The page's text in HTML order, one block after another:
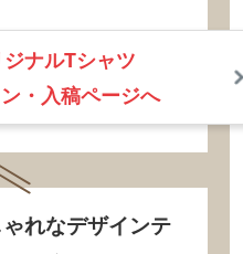
ナルTシャツ
・入稿ページへ
れなデザインテ